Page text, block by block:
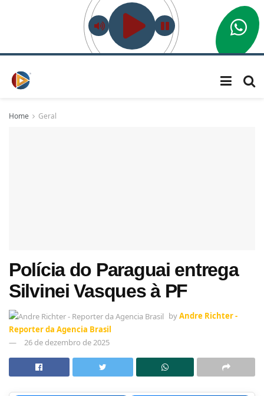
Home Geral
Polícia do Paraguai entrega
Silvinei Vasques à PF
byAndre Richter -
Reporter da Agencia Brasil
26 de dezembro de 2025